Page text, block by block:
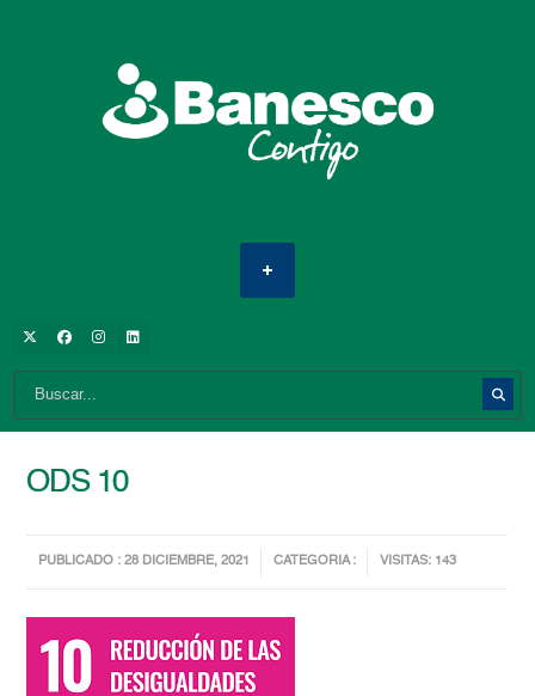
ODS 10
PUBLICADO : 28 DICIEMBRE, 2021 CATEGORIA : VISITAS: 143